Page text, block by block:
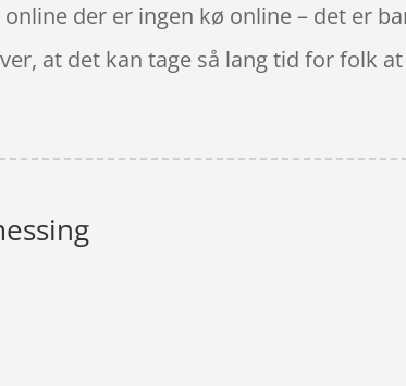
der er ingen kø online – det er
at det kan tage så lang tid for folk